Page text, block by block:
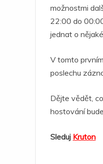
možnostmi
22:00 do
jednat o
V tomto
poslechu
Dějte vědět,
hostování
Sleduj Kruton